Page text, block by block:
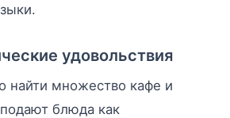
удовольствия
найти множество кафе и
блюда как